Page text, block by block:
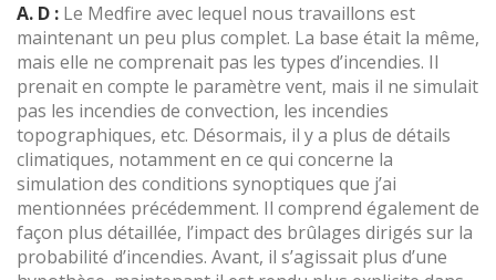
A. D : Le Medfire avec lequel nous travaillons est
maintenant un peu plus complet. La base était la même,
mais elle ne comprenait pas les types d’incendies. Il
prenait en compte le paramètre vent, mais il ne simulait
pas les incendies de convection, les incendies
topographiques, etc. Désormais, il y a plus de détails
climatiques, notamment en ce qui concerne la
simulation des conditions synoptiques que j’ai
mentionnées précédemment. Il comprend également de
façon plus détaillée, l’impact des brûlages dirigés sur la
probabilité d’incendies. Avant, il s’agissait plus d’une